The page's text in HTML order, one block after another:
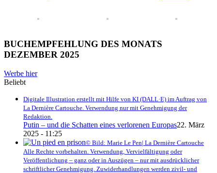
BUCHEMPFEHLUNG DES MONATS
DEZEMBER 2025
Werbe hier
Beliebt
Digitale Illustration erstellt mit Hilfe von KI (DALL·E) im Auftrag von
La Dernière Cartouche. Verwendung nur mit Genehmigung der
Redaktion.
Putin – und die Schatten eines verlorenen Europas22. März
2025 - 11:25
© Bild: Marie Le Pen| La Dernière Cartouche
Alle Rechte vorbehalten. Verwendung, Vervielfältigung oder
Veröffentlichung – ganz oder in Auszügen – nur mit ausdrücklicher
schriftlicher Genehmigung. Zuwiderhandlungen werden zivil- und